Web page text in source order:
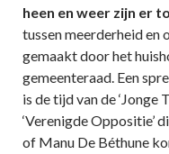
heen en weer zijn er
tussen meerderheid
gemaakt door het
gemeenteraad. Een
is de tijd van de ‘Jonge
‘Verenigde Oppositie’
of Manu De Béthune